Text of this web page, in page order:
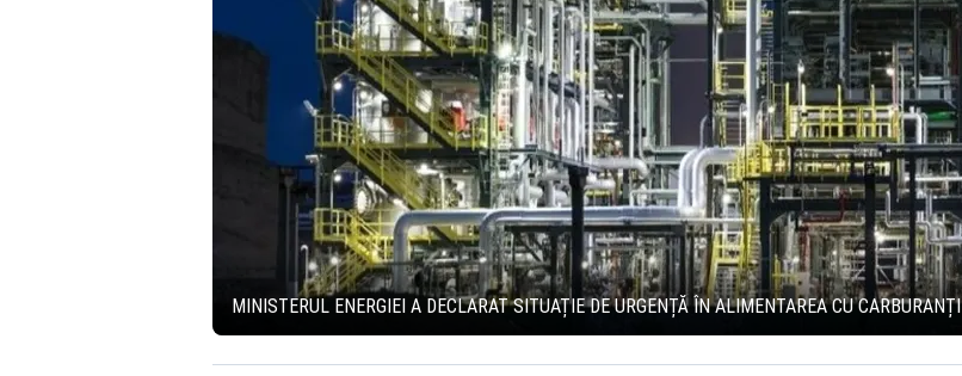
MINISTERUL ENERGIEI A DECLARAT SITUAȚIE DE URGENȚĂ ÎN ALIMENTAREA CU CARBURANȚI